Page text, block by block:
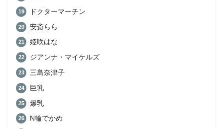
ドクターマーチン
安斎らら
姫咲はな
ジアンナ・マイケルズ
三島奈津子
巨乳
爆乳
N輪でかめ